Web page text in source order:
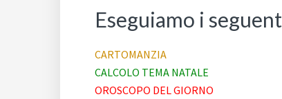
Eseguiamo i
CARTOMANZIA
CALCOLO TEMA NATALE
OROSCOPO DEL GIORNO